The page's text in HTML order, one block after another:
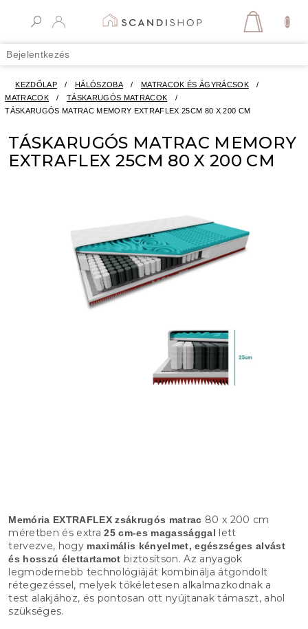
Bejelentkezés
KOSÁR
KEZDŐLAP / HÁLÓSZOBA / MATRACOK ÉS ÁGYRÁCSOK
/
MATRACOK
/ TÁSKARUGÓS MATRACOK
/
TÁSKARUGÓS MATRAC MEMORY EXTRAFLEX 25CM 80 X 200 CM
TÁSKARUGÓS MATRAC MEMORY
EXTRAFLEX 25CM 80 X 200 CM
Memória EXTRAFLEX zsákrugós matrac 80 x 200 cm
méretben és extra25 cm-es magassággal lett
tervezve, hogy maximális kényelmet, egészséges alvást
és hosszú élettartamot biztosítson. Az anyagok
legmodernebb technológiáját kombinálja átgondolt
rétegezéssel, melyek tökéletesen alkalmazkodnak a
test alakjához, és pontosan ott nyújtanak támaszt, ahol
szükséges.